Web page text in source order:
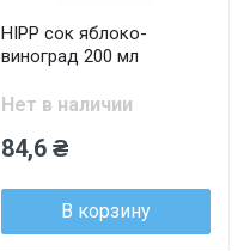
HIPP сок яблоко-
виноград 200 мл
Нет в наличии
84,6 ₴
В корзину